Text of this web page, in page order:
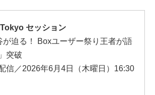
セッション
迫る！ Boxユーザー祭り王者が語
突破
信／2026年6月4日（木曜日）16:30